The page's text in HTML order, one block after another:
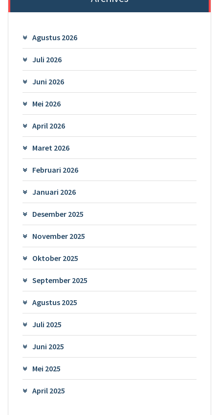
Agustus 2026
Juli 2026
Juni 2026
Mei 2026
April 2026
Maret 2026
Februari 2026
Januari 2026
Desember 2025
November 2025
Oktober 2025
September 2025
Agustus 2025
Juli 2025
Juni 2025
Mei 2025
April 2025